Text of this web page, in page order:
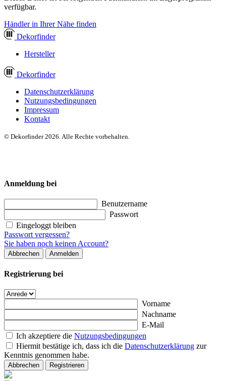
verfügbar.
Händler in Ihrer Nähe finden
Dekorfinder
Hersteller
Dekorfinder
Datenschutzerklärung
Nutzungsbedingungen
Impressum
Kontakt
© Dekorfinder 2026. Alle Rechte vorbehalten.
Anmeldung bei
Benutzername
Passwort
Eingeloggt bleiben
Passwort vergessen?
Sie haben noch keinen Account?
Abbrechen Anmelden
Registrierung bei
Vorname
Nachname
E-Mail
Ich akzeptiere die Nutzungsbedingungen
Hiermit bestätige ich, dass ich die Datenschutzerklärung zur
Kenntnis genommen habe.
Abbrechen Registrieren